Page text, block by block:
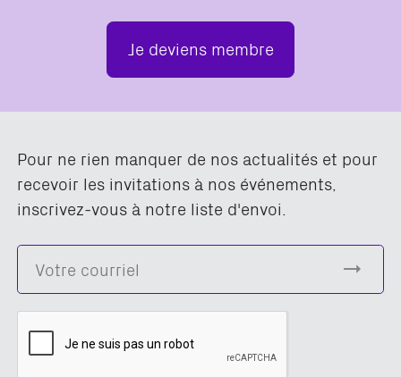
Je deviens membre
Pour ne rien manquer de nos actualités et pour
recevoir les invitations à nos événements,
inscrivez-vous à notre liste d'envoi.